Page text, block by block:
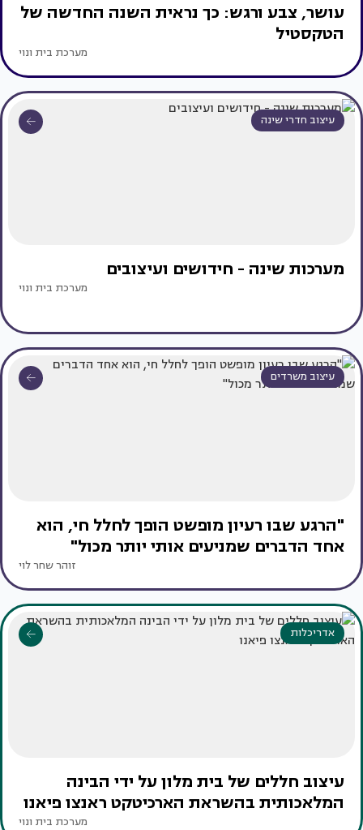
עושר, צבע ורגש: כך נראית השנה החדשה של
הטקסטיל
מערכת בית ונוי
עיצוב חדרי שינה
מערכות שינה - חידושים ועיצובים
מערכת בית ונוי
עיצוב משרדים
"הרגע שבו רעיון מופשט הופך לחלל חי, הוא
אחד הדברים שמניעים אותי יותר מכול"
זוהר שחר לוי
אדריכלות
עיצוב חללים של בית מלון על ידי הבינה
המלאכותית בהשראת הארכיטקט ראנצו פיאנו
מערכת בית ונוי